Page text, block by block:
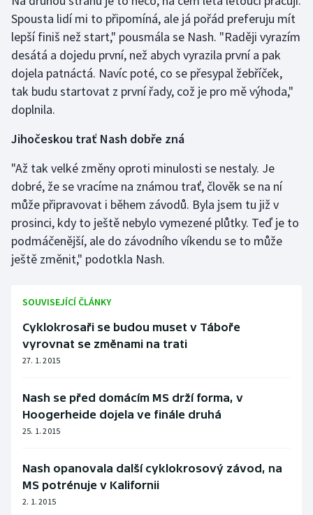
Plážový volejbal
Ragby
Rychlobruslení
Rychlostní kanoistika
Short track
Sportovní střelba
Stolní tenis
Triatlon
Volejbal
Spousta lidí mi to připomíná, ale já pořád preferuju mít
lepší finiš než start," pousmála se Nash. "Raději vyrazím
desátá a dojedu první, než abych vyrazila první a pak
dojela patnáctá. Navíc poté, co se přesypal žebříček,
tak budu startovat z první řady, což je pro mě výhoda,"
doplnila.
Jihočeskou trať Nash dobře zná
"Až tak velké změny oproti minulosti se nestaly. Je
dobré, že se vracíme na známou trať, člověk se na ní
může připravovat i během závodů. Byla jsem tu již v
prosinci, kdy to ještě nebylo vymezené plůtky. Teď je to
podmáčenější, ale do závodního víkendu se to může
ještě změnit," podotkla Nash.
SOUVISEJÍCÍ ČLÁNKY
Cyklokrosaři se budou muset v Táboře
vyrovnat se změnami na trati
27. 1. 2015
Nash se před domácím MS drží forma, v
Hoogerheide dojela ve finále druhá
25. 1. 2015
Nash opanovala další cyklokrosový závod, na
MS potrénuje v Kalifornii
2. 1. 2015